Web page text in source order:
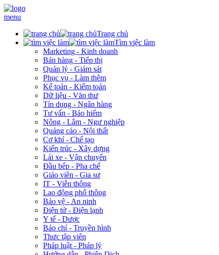
menu
Trang chủ
Tìm việc làm
Marketing - Kinh doanh
Bán hàng - Tiếp thị
Quản lý - Giám sát
Phục vụ - Làm thêm
Kế toán - Kiểm toán
Dữ liệu - Văn thư
Tín dụng - Ngân hàng
Tư vấn - Bảo hiểm
Nông - Lâm - Ngư nghiệp
Quảng cáo - Nội thất
Cơ khí - Chế tạo
Kiến trúc - Xây dựng
Lái xe - Vận chuyển
Đầu bếp - Pha chế
Giáo viên - Gia sư
IT - Viễn thông
Lao động phổ thông
Bảo vệ - An ninh
Điện tử - Điện lạnh
Y tế - Dược
Báo chí - Truyền hình
Thưc tập viên
Pháp luật - Pháp lý